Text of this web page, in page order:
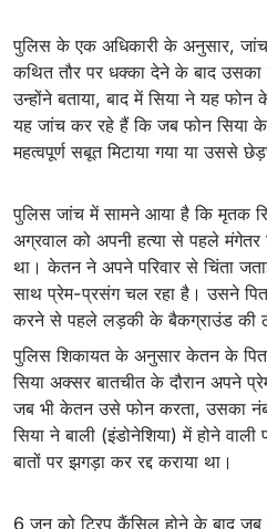
पुलिस के एक अधिकारी के अनुसार,
कथित तौर पर धक्का देने के बाद उसका
उन्होंने बताया, बाद में सिया ने यह फोन
यह जांच कर रहे हैं कि जब फोन सिया
महत्वपूर्ण सबूत मिटाया गया या उससे
पुलिस जांच में सामने आया है कि मृतक
अग्रवाल को अपनी हत्या से पहले मंगेतर
था। केतन ने अपने परिवार से चिंता
साथ प्रेम-प्रसंग चल रहा है। उसने
करने से पहले लड़की के बैकग्राउंड की
पुलिस शिकायत के अनुसार केतन के
सिया अक्सर बातचीत के दौरान अपने
जब भी केतन उसे फोन करता, उसका
सिया ने बाली (इंडोनेशिया) में होने वाली
बातों पर झगड़ा कर रद्द कराया था।
6 जून को ट्रिप कैंसिल होने के बाद जब